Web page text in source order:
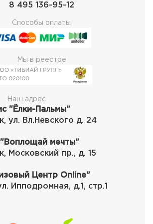
8 495 136-95-12
Способы оплаты
Мы в реестре
Наш адрес
"Ёлки-Пальмы"
ул. Вл.Невского д. 24
мечты"
Московский пр., д. 15
Центр Online"
Ипподромная, д.1, стр.1